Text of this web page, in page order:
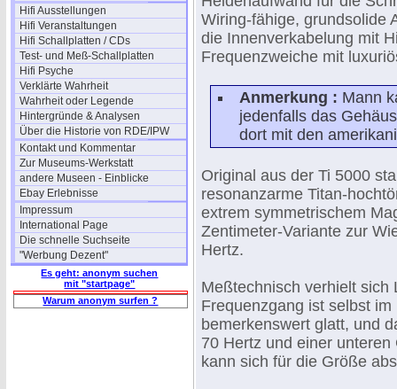
Hifi Ausstellungen
Hifi Veranstaltungen
Hifi Schallplatten / CDs
Test- und Meß-Schallplatten
Hifi Psyche
Verklärte Wahrheit
Wahrheit oder Legende
Hintergründe & Analysen
Über die Historie von RDE/IPW
Kontakt und Kommentar
Zur Museums-Werkstatt
andere Museen - Einblicke
Ebay Erlebnisse
Impressum
International Page
Die schnelle Suchseite
"Werbung Dezent"
Es geht: anonym suchen
mit "startpage"
Warum anonym surfen ?
Wiring-fähige, grundsolide
die Innenverkabelung mit
Frequenzweiche mit
Anmerkung : Mann
jedenfalls das
dort mit den
Original aus der Ti 5000
resonanzarme Titan-
extrem symmetrischem
Zentimeter-Variante zur
Hertz.
Meßtechnisch verhielt sich
Frequenzgang ist selbst
bemerkenswert glatt, und
70 Hertz und einer
kann sich für die Größe